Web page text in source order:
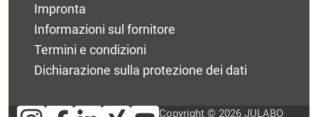
Impronta
Informazioni sul fornitore
Termini e condizioni
Dichiarazione sulla protezione dei dati
Copyright © 2026 JULABO